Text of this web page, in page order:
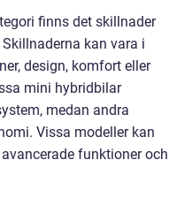
finns det skillnader
kan vara i
design, komfort eller
mini hybridbilar
medan andra
Vissa modeller kan
funktioner och